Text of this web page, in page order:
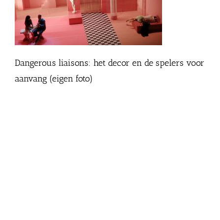
Dangerous liaisons: het decor en de spelers voor
aanvang (eigen foto)